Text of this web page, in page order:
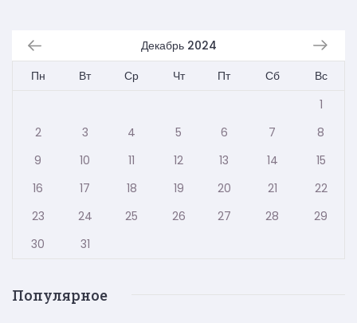
Декабрь 2024
Пн
Вт Ср Чт Пт Сб
Вс
1
2
3 4 5 6 7
8
9
10 11 12 13 14
15
16
17 18 19 20 21
22
23
24 25 26 27 28
29
30
31
Популярное